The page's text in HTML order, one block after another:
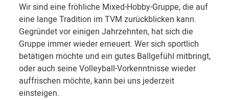
Wir sind eine fröhliche Mixed-Hobby-Gruppe, die auf
eine lange Tradition im TVM zurückblicken kann.
Gegründet vor einigen Jahrzehnten, hat sich die
Gruppe immer wieder erneuert. Wer sich sportlich
betätigen möchte und ein gutes Ballgefühl mitbringt,
oder auch seine Volleyball-Vorkenntnisse wieder
auffrischen möchte, kann bei uns jederzeit
einsteigen.